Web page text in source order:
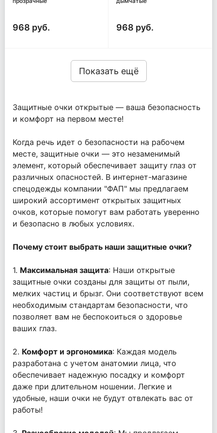
968 руб. 968 руб.
Показать ещё
Защитные очки открытые — ваша безопасность
и комфорт на первом месте!
Когда речь идет о безопасности на рабочем
месте, защитные очки — это незаменимый
элемент, который обеспечивает защиту глаз от
различных опасностей. В интернет-магазине
спецодежды компании "ФАП" мы предлагаем
широкий ассортимент открытых защитных
очков, которые помогут вам работать уверенно
и безопасно в любых условиях.
Почему стоит выбрать наши защитные очки?
1. Максимальная защита: Наши открытые
защитные очки созданы для защиты от пыли,
мелких частиц и брызг. Они соответствуют всем
необходимым стандартам безопасности, что
позволяет вам не беспокоиться о здоровье
ваших глаз.
2. Комфорт и эргономика: Каждая модель
разработана с учетом анатомии лица, что
обеспечивает надежную посадку и комфорт
даже при длительном ношении. Легкие и
удобные, наши очки не будут отвлекать вас от
работы!